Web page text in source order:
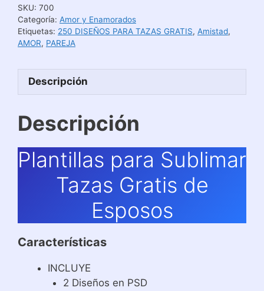
SKU: 700
Categoría: Amor y Enamorados
Etiquetas: 250 DISEÑOS PARA TAZAS GRATIS, Amistad,
AMOR, PAREJA
Descripción
Descripción
Plantillas para Sublimar
Tazas Gratis de
Esposos
Características
INCLUYE
2 Diseños en PSD